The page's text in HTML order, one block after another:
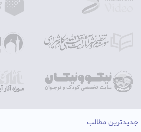
جدیدترین مطالب